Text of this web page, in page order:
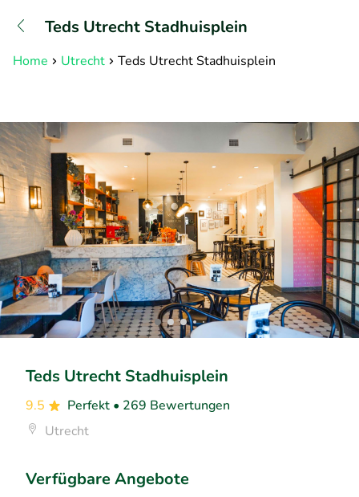
Erreichbar bis 23:00 Uhr (max
Teds Utrecht Stadhuisplein
Home Utrecht Teds Utrecht Stadhuisplein
Teds Utrecht Stadhuisplein
9.5 Perfekt • 269 Bewertungen
Utrecht
Verfügbare Angebote